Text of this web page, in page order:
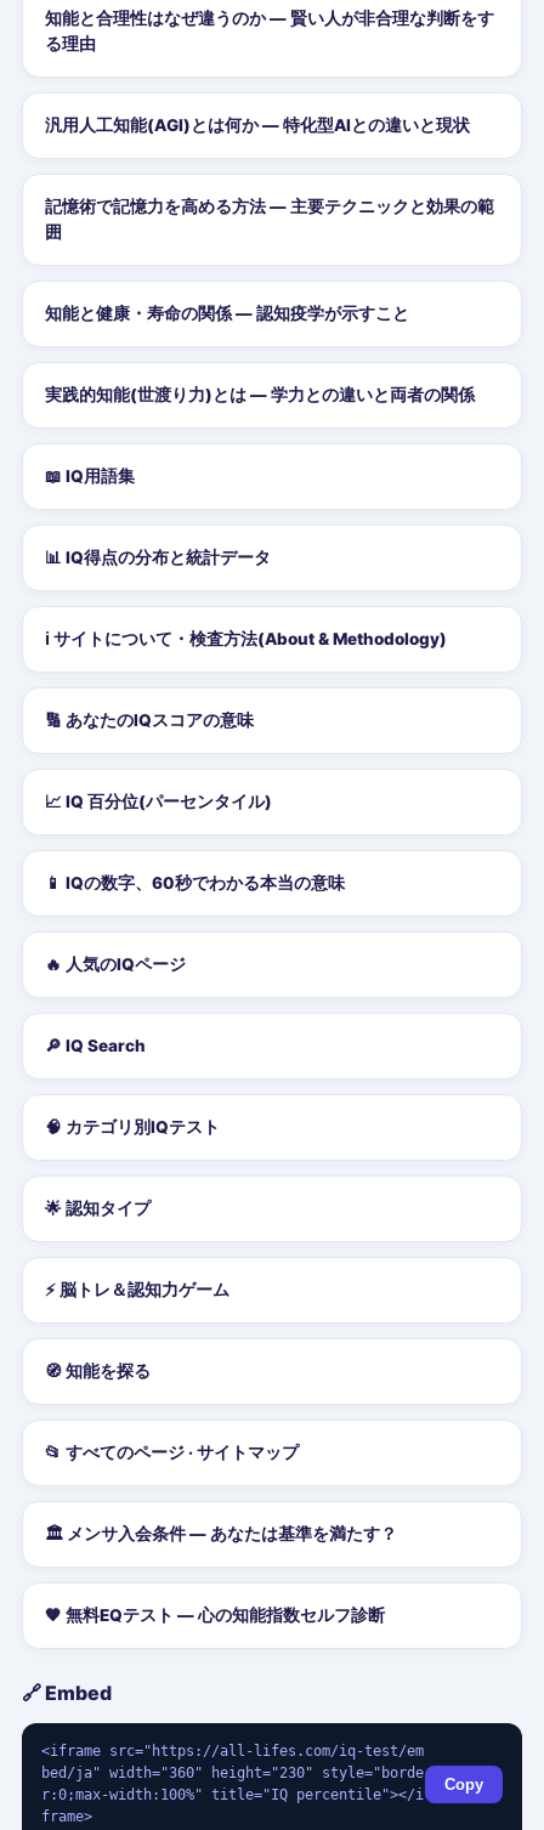
知能と合理性はなぜ違うのか — 賢い人が非合理な判断をす
る理由
汎用人工知能(AGI)とは何か — 特化型AIとの違いと現状
記憶術で記憶力を高める方法 — 主要テクニックと効果の範
囲
知能と健康・寿命の関係 — 認知疫学が示すこと
実践的知能(世渡り力)とは — 学力との違いと両者の関係
📖 IQ用語集
📊 IQ得点の分布と統計データ
ℹ️ サイトについて・検査方法(About & Methodology)
🔢 あなたのIQスコアの意味
📈 IQ 百分位(パーセンタイル)
📱 IQの数字、60秒でわかる本当の意味
🔥 人気のIQページ
🔎 IQ Search
🧠 カテゴリ別IQテスト
🌟 認知タイプ
⚡ 脳トレ＆認知力ゲーム
🧭 知能を探る
📂 すべてのページ · サイトマップ
🏛️ メンサ入会条件 — あなたは基準を満たす？
🧡 無料EQテスト — 心の知能指数セルフ診断
🔗 Embed
<iframe src="https://all-lifes.com/iq-test/em
bed/ja" width="360" height="230" style="borde
r:0;max-width:100%" title="IQ percentile"></i
frame>
Copy